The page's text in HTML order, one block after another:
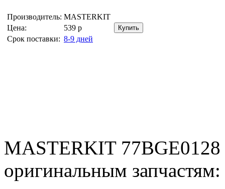
Производитель: MASTERKIT
Цена:
539 р
Срок поставки: 8-9 дней
MASTERKIT
оригинальным запчастям: